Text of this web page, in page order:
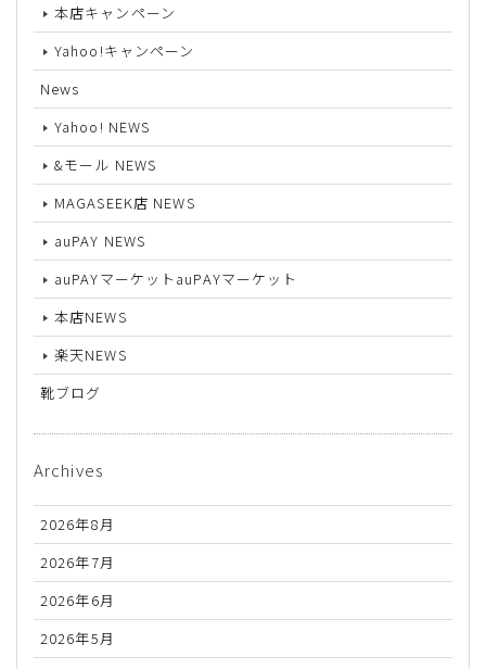
本店キャンペーン
Yahoo!キャンペーン
News
Yahoo! NEWS
&モール NEWS
MAGASEEK店 NEWS
auPAY NEWS
auPAYマーケットauPAYマーケット
本店NEWS
楽天NEWS
靴ブログ
Archives
2026年8月
2026年7月
2026年6月
2026年5月